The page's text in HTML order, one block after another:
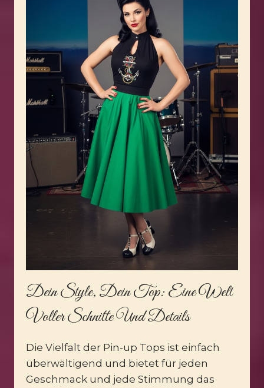
Dein Style, Dein Top: Eine Welt
Voller Schnitte Und Details
Die Vielfalt der Pin-up Tops ist einfach
überwältigend und bietet für jeden
Geschmack und jede Stimmung das